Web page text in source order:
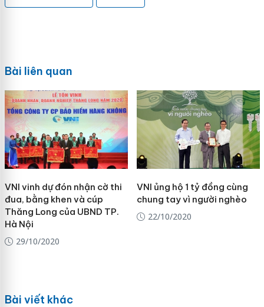
Bài liên quan
VNI vinh dự đón nhận cờ thi
đua, bằng khen và cúp
Thăng Long của UBND TP.
Hà Nội
29/10/2020
VNI ủng hộ 1 tỷ đồng cùng
chung tay vì người nghèo
22/10/2020
Bài viết khác